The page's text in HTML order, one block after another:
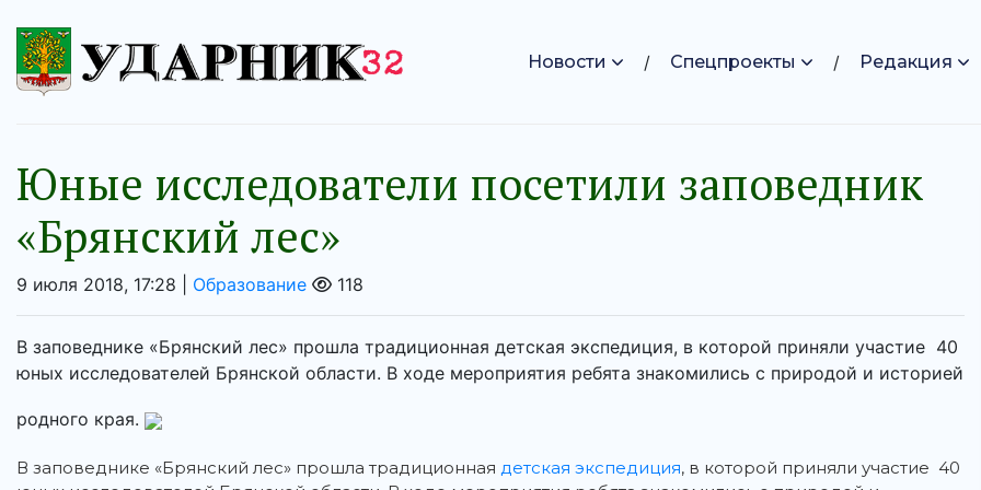
Новости Спецпроекты Редакция
Юные исследователи посетили заповедник
«Брянский лес»
9 июля 2018, 17:28 | Образование 118
В заповеднике «Брянский лес» прошла традиционная детская экспедиция, в которой приняли участие 40
юных исследователей Брянской области. В ходе мероприятия ребята знакомились с природой и историей
родного края.
В заповеднике «Брянский лес» прошла традиционная детская экспедиция, в которой приняли участие 40